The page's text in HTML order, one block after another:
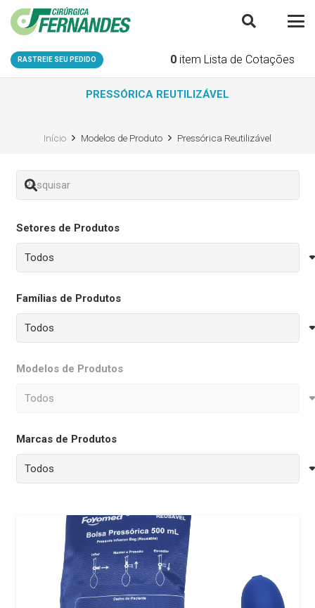
RASTREIE SEU PEDIDO 0 item Lista de Cotações
PRESSÓRICA REUTILIZÁVEL
Início Modelos de Produto Pressórica Reutilizável
Setores de Produtos
Famílias de Produtos
Modelos de Produtos
Marcas de Produtos